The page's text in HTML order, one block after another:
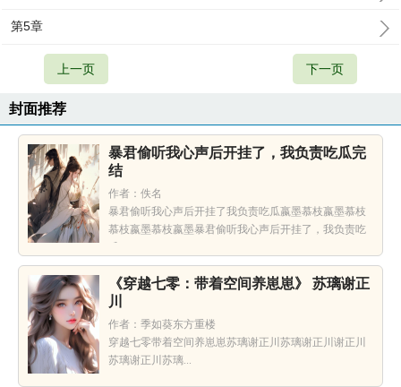
第5章
上一页 下一页
封面推荐
暴君偷听我心声后开挂了，我负责吃瓜完
结
作者：佚名
暴君偷听我心声后开挂了我负责吃瓜嬴墨慕枝嬴墨慕枝
慕枝嬴墨慕枝嬴墨暴君偷听我心声后开挂了，我负责吃
《穿越七零：带着空间养崽崽》 苏璃谢正
川
作者：季如葵东方重楼
穿越七零带着空间养崽崽苏璃谢正川苏璃谢正川谢正川
苏璃谢正川苏璃...